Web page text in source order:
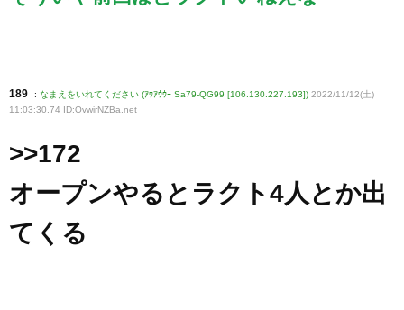
189 : なまえをいれてください (ｱｳｱｳｳｰ Sa79-QG99 [106.130.227.193]) 2022/11/12(土)
11:03:30.74 ID:OvwirNZBa .net
>>172
オープンやるとラクト4人とか出
てくる